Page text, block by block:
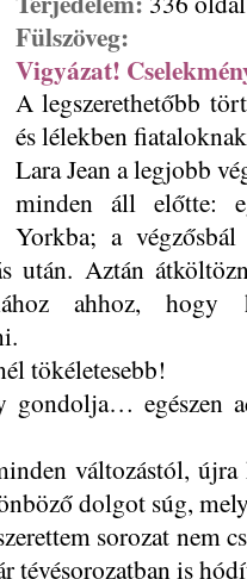
Fülszöveg:
Vigyázat!
A legszerethetőbb
és lélekben
Lara Jean a legjobb
minden áll előtte:
Yorkba; a
után. Aztán
ahhoz, hogy
tökéletesebb!
gondolja… egészen
változástól,
dolgot súg,
sorozat nem
tévésorozatban is